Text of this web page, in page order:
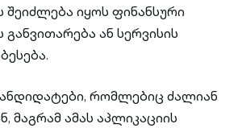
იყოს ფინანსური
ან სერვისის
რომლებიც ძალიან
მაგრამ ამას აპლიკაციის